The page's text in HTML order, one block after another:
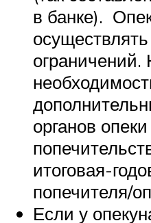
в банке).
ограничений.
органов
итоговая-
попечителя/
Если у